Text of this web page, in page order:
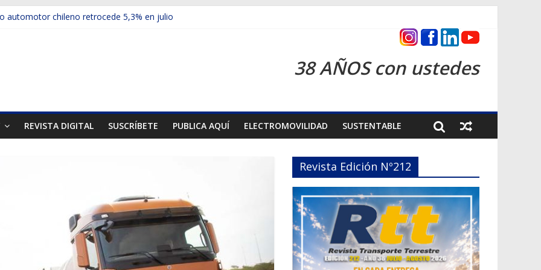
automotor chileno retrocede 5,3% en julio
ups presentó la recién estrenada Bolden en la Expo Compras Públicas 2026
mercado internacional en lanzar la nueva Maxus T70
38 AÑOS con ustedes
REVISTA DIGITAL SUSCRÍBETE PUBLICA AQUÍ ELECTROMOVILIDAD SUSTENTABLE
Revista Edición Nº212